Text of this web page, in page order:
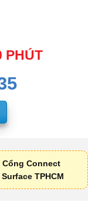
PHÚT
Cổng Connect
TPHCM